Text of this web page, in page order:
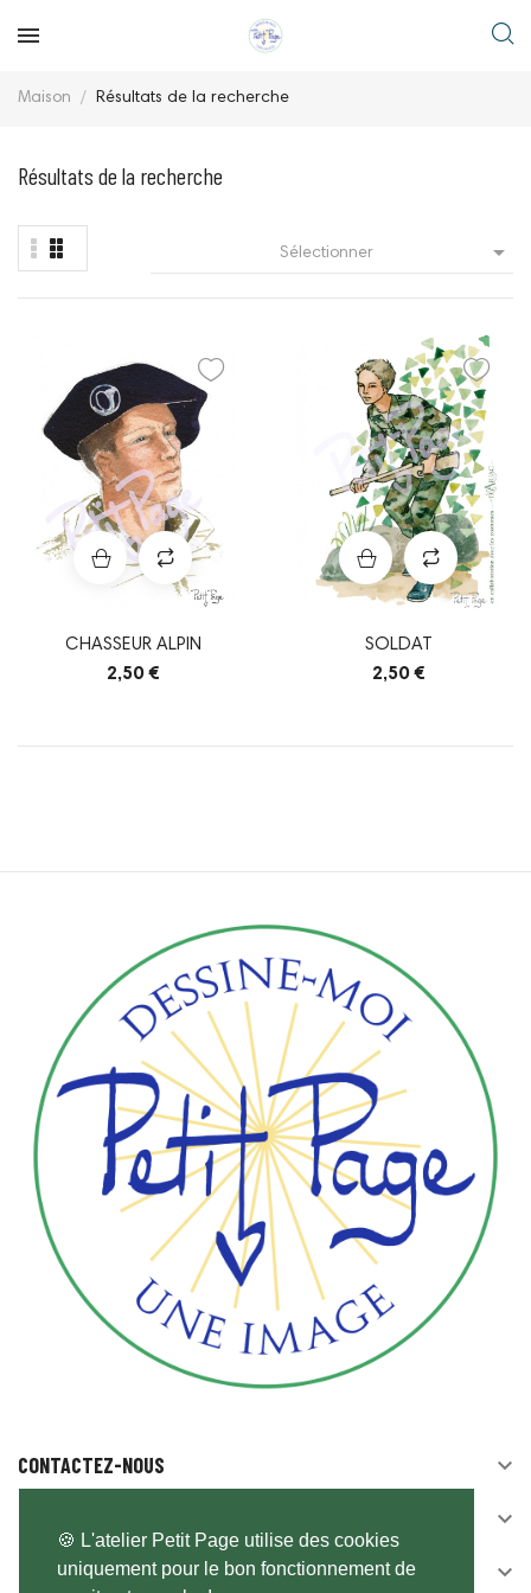
🍪 L'atelier Petit Page utilise des cookies
uniquement pour le bon fonctionnement de
Maison Résultats de la recherche
Résultats de la recherche
Sélectionner 
CHASSEUR ALPIN
2,50 €
SOLDAT
2,50 €
CONTACTEZ-NOUS 

NEWSLETTER 